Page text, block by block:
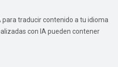
para traducir contenido a tu idioma
con IA pueden contener